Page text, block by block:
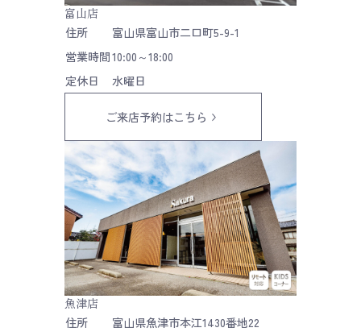
富山店
住所
富山県富山市二口町5-9-1
営業時間10:00～18:00
定休日
水曜日
ご来店予約はこちら
魚津店
住所
富山県魚津市本江1430番地22